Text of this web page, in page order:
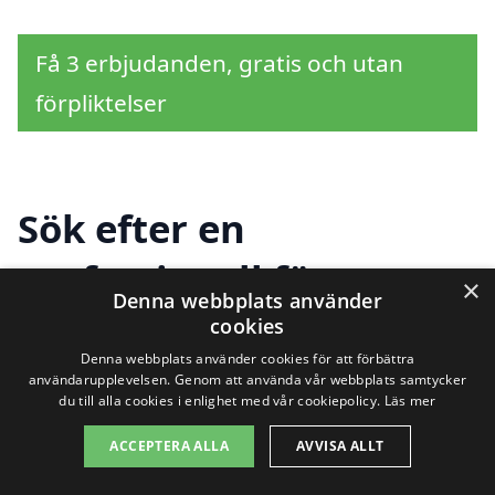
Få 3 erbjudanden, gratis och utan
förpliktelser
Sök efter en
professionell för
dränering i andra
städer nära Hysingsvik
Att finna ett pålitligt företag för
×
Denna webbplats använder
cookies
Denna webbplats använder cookies för att förbättra
användarupplevelsen. Genom att använda vår webbplats samtycker
du till alla cookies i enlighet med vår cookiepolicy. Läs mer
ACCEPTERA ALLA AVVISA ALLT